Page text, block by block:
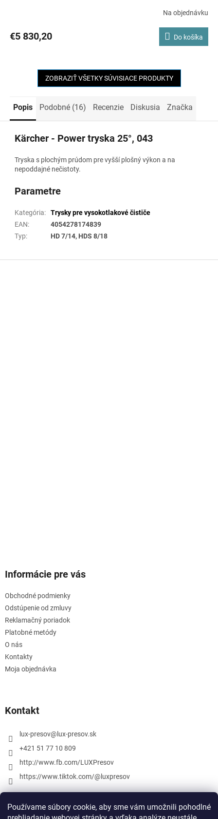
Používame súbory cookie, aby sme vám umožnili pohodlné
Na objednávku
€5 830,20 Do košíka
ZOBRAZIŤ VŠETKY SÚVISIACE PRODUKTY
Popis Podobné (16) Recenzie Diskusia Značka
Kärcher - Power tryska 25°, 043
Tryska s plochým prúdom pre vyšší plošný výkon a na
nepoddajné nečistoty.
Parametre
Kategória:
Trysky pre vysokotlakové čističe
EAN:
4054278174839
Typ: HD 7/14, HDS 8/18
Informácie pre vás
Obchodné podmienky
Odstúpenie od zmluvy
Reklamačný poriadok
Platobné metódy
O nás
Kontakty
Moja objednávka
Kontakt
lux-presov@ lux-presov.sk
+421 51 77 10 809
http://www.fb.com/LUXPresov
https://www.tiktok.com/@luxpresov